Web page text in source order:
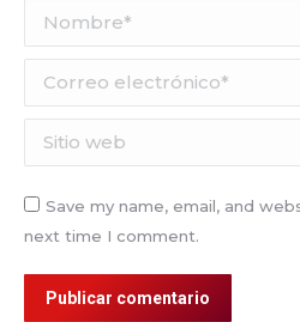
Nombre *
Correo electrónico *
Sitio web
Save my name, email, and
next time I comment.
Publicar comentario